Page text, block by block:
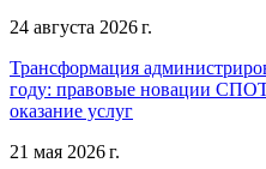
24 августа 2026 г.
Трансформация
году: правовые новации СПОТ
оказание услуг
21 мая 2026 г.